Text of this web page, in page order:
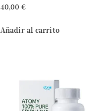
40,00 €
Añadir al carrito